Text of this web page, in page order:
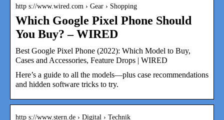
http s://www.wired.com › Gear › Shopping
Which Google Pixel Phone Should
You Buy? – WIRED
Best Google Pixel Phone (2022): Which Model to Buy,
Cases and Accessories, Feature Drops | WIRED
Here’s a guide to all the models—plus case recommendations
and hidden software tricks to try.
http s://www.stern.de › Digital › Technik